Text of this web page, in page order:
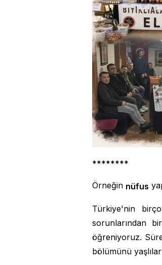
********
Örneğin nüfus
Türkiye'nin
sorunlarından
öğreniyoruz.
bölümünü